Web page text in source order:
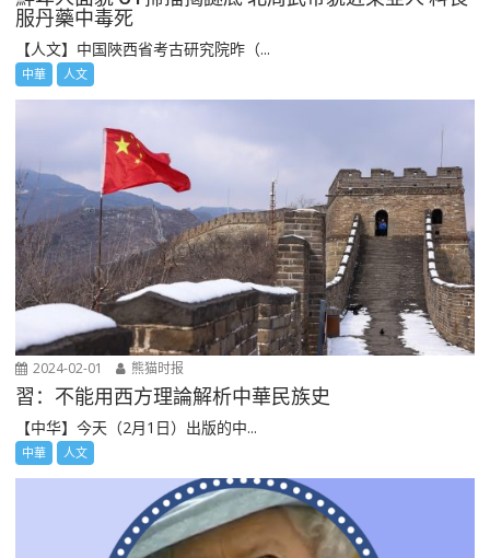
服丹藥中毒死
【人文】中国陜西省考古研究院昨（...
中華 人文
2024-02-01 熊猫时报
習：不能用西方理論解析中華民族史
【中华】今天（2月1日）出版的中...
中華 人文